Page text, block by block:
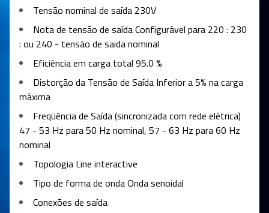
Tensão nominal de saída 230V
Nota de tensão de saídaConfigurável para 220 : 230
: ou 240 - tensão de saida nominal
Eficiência em carga total 95.0 %
Distorção da Tensão de Saída Inferior a 5% na carga
máxima
Freqüência de Saída (sincronizada com rede elétrica)
47 - 53 Hz para 50 Hz nominal, 57 - 63 Hz para 60 Hz
nominal
Topologia Line interactive
Tipo de forma de ondaOnda senoidal
Conexões de saída